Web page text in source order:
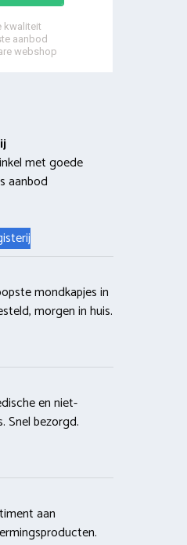
kwaliteit
aanbod
webshop
met goede
aanbod
mondkapjes in
morgen in huis.
en niet-
Snel bezorgd.
aan